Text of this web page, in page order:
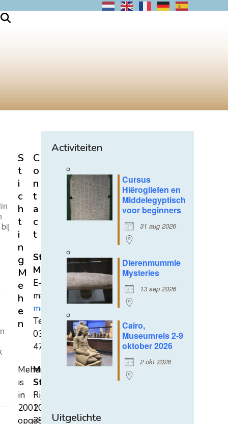
Activiteiten
Cursus
Hiërogliefen en
Middelegyptisch
voor beginners
31 aug 2026
Dierenmummie
Mysteries
13 sep 2026
Cairo,
Museumreis 2-9
oktober 2026
2 okt 2026
Uitgelichte
S
t
i
c
h
t
i
n
g
M
e
h
e
n
Mehen
is
in
2002
opgericht
C
o
n
t
a
c
t
Stichting
Mehen
E-
mail:
mehen@hetnet.nl
Tel.:
0318-
471689
Mehen
Studiecentrum
Rijksstraatweg
107A
3921